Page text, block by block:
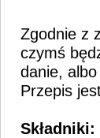
Zgodnie z
czymś
danie,
Przepis
Składniki: